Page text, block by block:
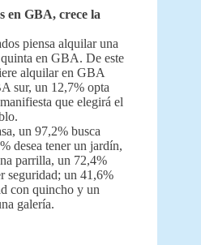
en GBA, crece la
piensa alquilar una
en GBA. De este
alquilar en GBA
sur, un 12,7% opta
que elegirá el
un 97,2% busca
desea tener un jardín,
parrilla, un 72,4%
seguridad; un 41,6%
con quincho y un
galería.